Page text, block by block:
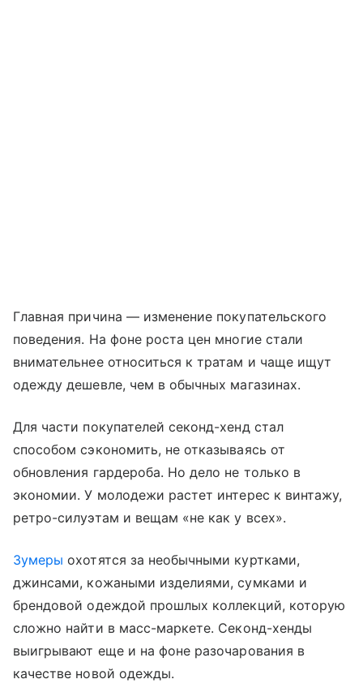
Главная причина — изменение покупательского
поведения. На фоне роста цен многие стали
внимательнее относиться к тратам и чаще ищут
одежду дешевле, чем в обычных магазинах.
Для части покупателей секонд-хенд стал
способом сэкономить, не отказываясь от
обновления гардероба. Но дело не только в
экономии. У молодежи растет интерес к винтажу,
ретро-силуэтам и вещам «не как у всех».
Зумеры охотятся за необычными куртками,
джинсами, кожаными изделиями, сумками и
брендовой одеждой прошлых коллекций, которую
сложно найти в масс-маркете. Секонд-хенды
выигрывают еще и на фоне разочарования в
качестве новой одежды.